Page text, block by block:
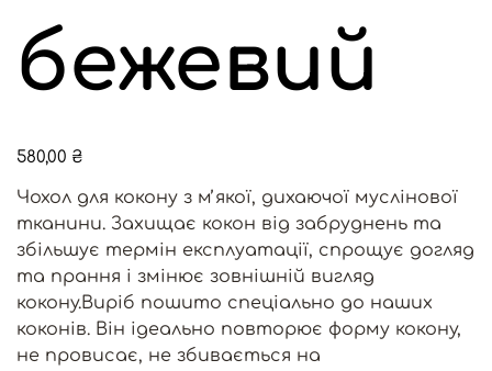
бежевий
Ціна
580,00 ₴
Чохол для кокону з мʼякої, дихаючої муслінової
тканини. Захищає кокон від забруднень та
збільшує термін експлуатації, спрощує догляд
та прання і змінює зовнішній вигляд
кокону.Виріб пошито спеціально до наших
коконів. Він ідеально повторює форму кокону,
не провисає, не збивається на